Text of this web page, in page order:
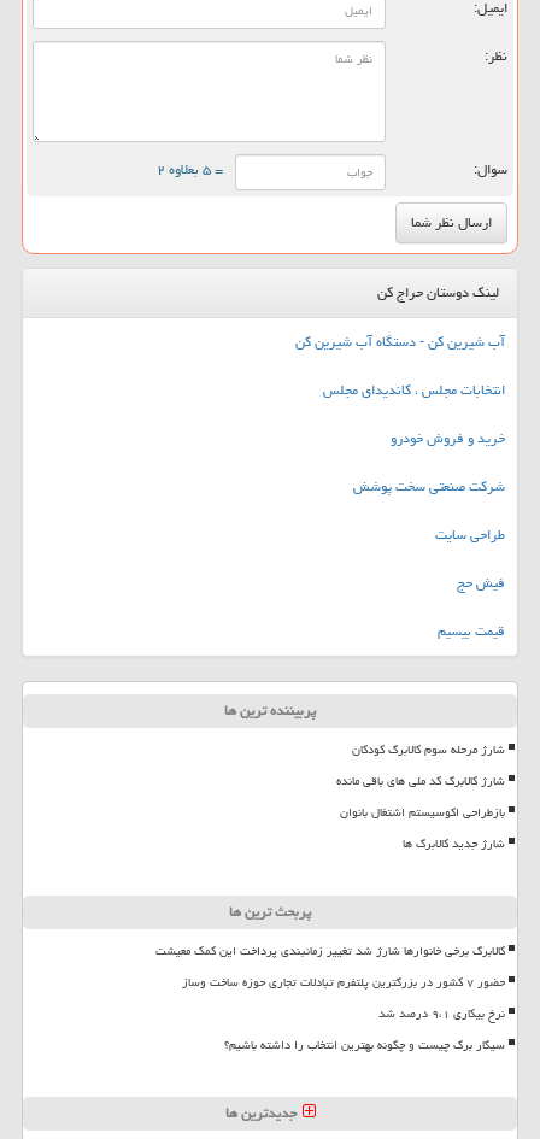
ایمیل:
نظر:
سوال: = ۵ بعلاوه ۲
لینک دوستان حراج کن
آب شیرین کن - دستگاه آب شیرین کن
انتخابات مجلس ، کاندیدای مجلس
خرید و فروش خودرو
شرکت صنعتی سخت پوشش
طراحی سایت
فیش حج
قیمت بیسیم
پربیننده ترین ها
شارژ مرحله سوم کالابرگ کودکان
شارژ کالابرگ کد ملی های باقی مانده
بازطراحی اکوسیستم اشتغال بانوان
شارژ جدید کالابرگ ها
پربحث ترین ها
کالابرگ برخی خانوارها شارژ شد تغییر زمانبندی پرداخت این کمک معیشت
حضور ۷ کشور در بزرگترین پلتفرم تبادلات تجاری حوزه ساخت وساز
نرخ بیکاری ۹،۱ درصد شد
سیگار برگ چیست و چگونه بهترین انتخاب را داشته باشیم؟
جدیدترین ها